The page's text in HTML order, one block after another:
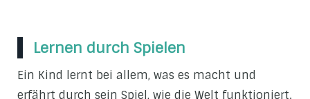
Lernen durch Spielen
Ein Kind lernt bei allem, was es macht und
erfährt durch sein Spiel, wie die Welt funktioniert.